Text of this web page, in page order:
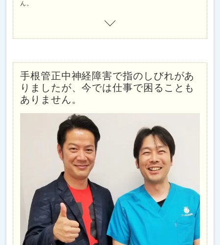
ん。
手根管正中神経障害で指のしびれがあ
りましたが、今では仕事で困ることも
ありません。